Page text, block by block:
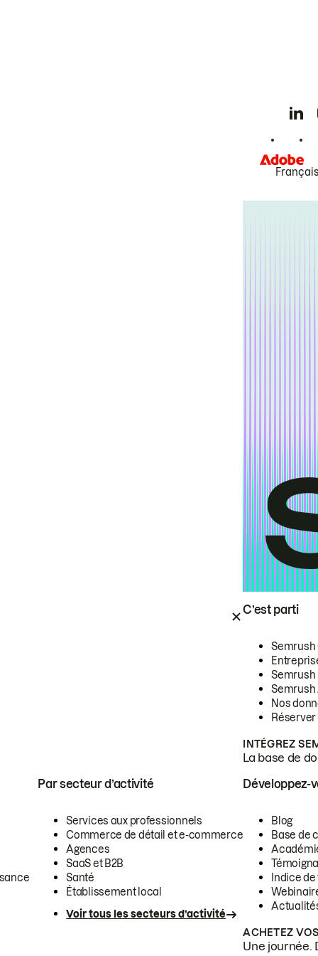
C’est parti
Semrush
Semrush
Semrush
Nos
INTÉGREZ
La base de
Par secteur d’activité
Services aux professionnels
Commerce de détail et e-commerce
Agences
SaaS et B2B
Santé
Établissement local
Voir tous les secteurs d’activité
Développez-
Blog
Base de
Indice
ACHETEZ
Une journée.